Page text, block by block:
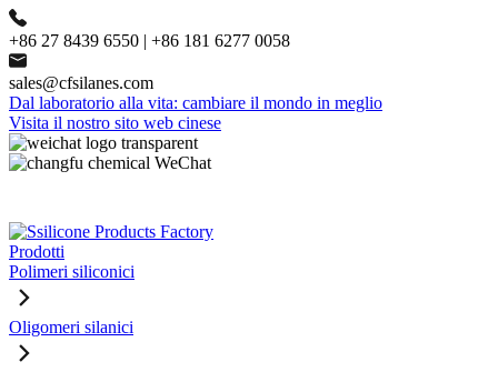
+86 27 8439 6550 | +86 181 6277 0058
sales@cfsilanes.com
Dal laboratorio alla vita: cambiare il mondo in meglio
Visita il nostro sito web cinese
Prodotti
Polimeri siliconici
Oligomeri silanici